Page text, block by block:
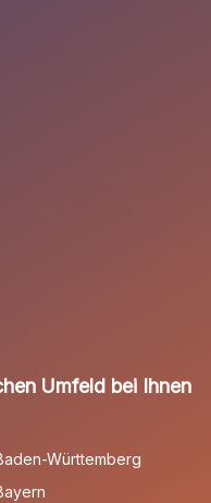
Umfeld bei Ihnen
Württemberg